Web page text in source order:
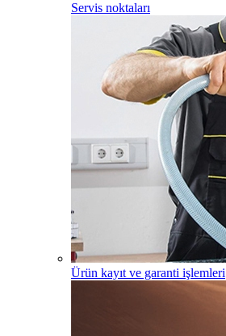
Servis noktaları
Ürün kayıt ve garanti işlemleri